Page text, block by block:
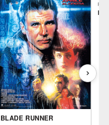
BLADE RUNNER